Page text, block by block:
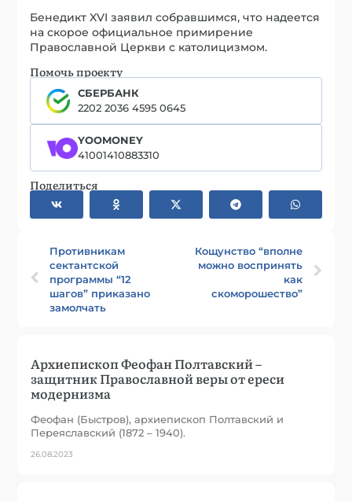
Бенедикт XVI заявил собравшимся, что надеется
на скорое официальное примирение
Православной Церкви с католицизмом.
Помочь проекту
СБЕРБАНК
2202 2036 4595 0645
YOOMONEY
41001410883310
Поделиться
Противникам
сектантской
программы “12
шагов” приказано
замолчать
Кощунство “вполне
можно воспринять
как
скоморошество”
Архиепископ Феофан Полтавский –
защитник Православной веры от ереси
модернизма
Феофан (Быстров), архиепископ Полтавский и
Переяславский (1872 – 1940).
26.08.2023